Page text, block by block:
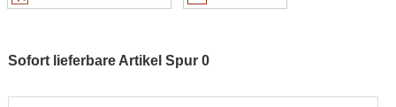
Sofort lieferbare Artikel Spur 0